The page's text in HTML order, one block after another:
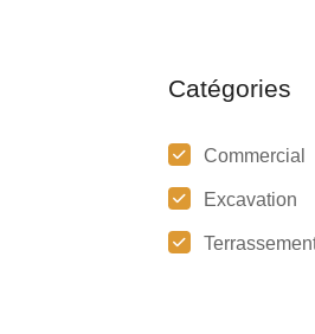
Catégories
Commercial
Excavation